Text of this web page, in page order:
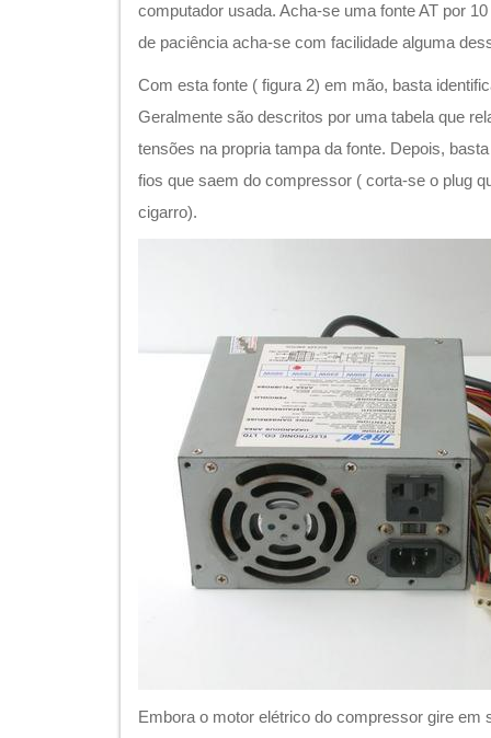
computador usada. Acha-se uma fonte AT por
de paciência acha-se com facilidade alguma
Com esta fonte ( figura 2) em mão, basta
Geralmente são descritos por uma tabela que
tensões na propria tampa da fonte. Depois,
fios que saem do compressor ( corta-se o plug
cigarro).
Embora o motor elétrico do compressor gire em